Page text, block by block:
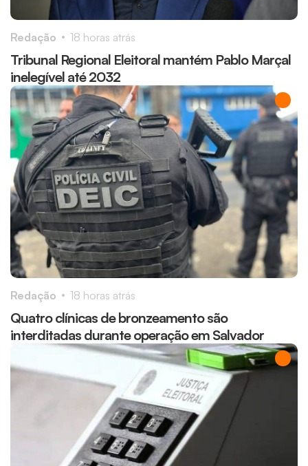
Tribunal Regional Eleitoral mantém Pablo Marçal
inelegível até 2032
Redação 18 horas atrás
Quatro clínicas de bronzeamento são
interditadas durante operação em Salvador
Redação 18 horas atrás